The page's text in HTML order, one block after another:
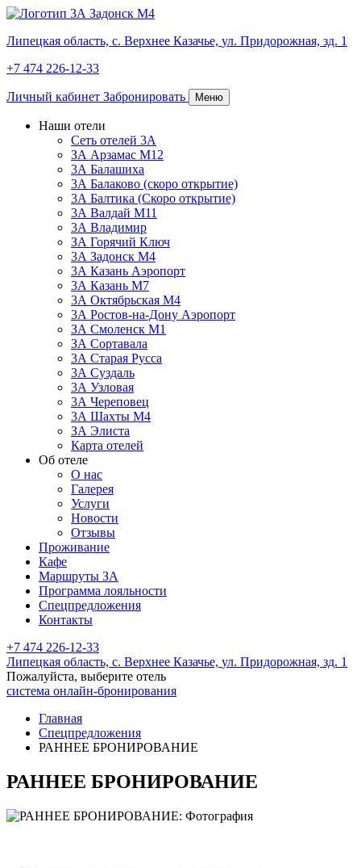
Липецкая область, с. Верхнее Казачье, ул. Придорожная, зд. 1
+7 474 226-12-33
Личный кабинет Забронировать Меню
Наши отели
Сеть отелей 3А
ЗА Арзамас М12
3А Балашиха
3А Балаково (скоро открытие)
3А Балтика (Скоро открытие)
3А Валдай М11
3А Владимир
ЗА Горячий Ключ
3А Задонск М4
3А Казань Аэропорт
3А Казань M7
3А Октябрьская М4
3А Ростов-на-Дону Аэропорт
ЗА Смоленск М1
ЗА Сортавала
3А Старая Русса
3А Суздаль
3А Узловая
3А Череповец
3А Шахты М4
ЗА Элиста
Карта отелей
Об отеле
О нас
Галерея
Услуги
Новости
Отзывы
Проживание
Кафе
Маршруты ЗА
Программа лояльности
Спецпредложения
Контакты
+7 474 226-12-33
Липецкая область, с. Верхнее Казачье, ул. Придорожная, зд. 1
Пожалуйста, выберите отель
система онлайн-бронирования
Главная
Спецпредложения
РАННЕЕ БРОНИРОВАНИЕ
РАННЕЕ БРОНИРОВАНИЕ